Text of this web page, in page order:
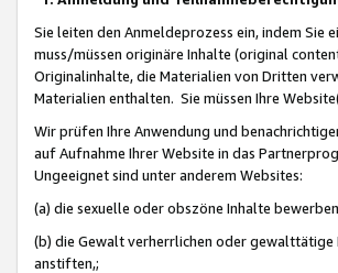
Sie leiten den Anmeldeprozess ein, indem
muss/müssen originäre Inhalte (original
Originalinhalte, die Materialien von Dritten
Materialien enthalten. Sie müssen Ihre
Wir prüfen Ihre Anwendung und
auf Aufnahme Ihrer Website in das
Ungeeignet sind unter anderem Websites:
(a) die sexuelle oder obszöne Inhalte
(b) die Gewalt verherrlichen oder
anstiften,;